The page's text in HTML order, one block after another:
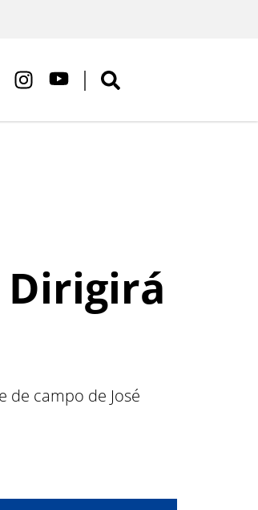
Dirigirá
de campo de José